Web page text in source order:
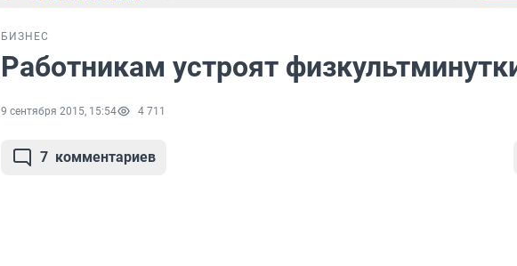
БИЗНЕС
Работникам устроят
9 сентября 2015, 15:54 4 711
7 комментариев